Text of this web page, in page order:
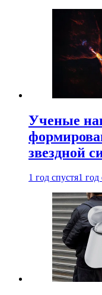
Ученые
звездной
1 год спустя1 год